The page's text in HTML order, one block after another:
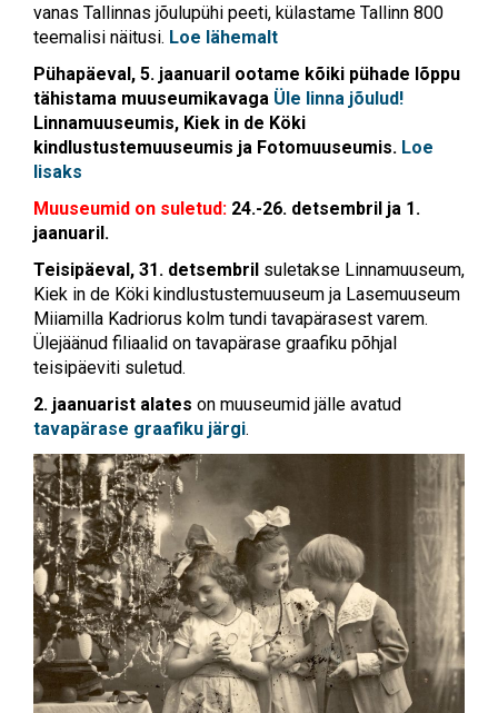
vanas Tallinnas jõulupühi peeti, külastame Tallinn 800
teemalisi näitusi. Loe lähemalt
Pühapäeval, 5. jaanuaril ootame kõiki pühade lõppu
tähistama muuseumikavaga Üle linna jõulud!
Linnamuuseumis, Kiek in de Köki
kindlustustemuuseumis ja Fotomuuseumis. Loe
lisaks
Muuseumid on suletud: 24.-26. detsembril ja 1.
jaanuaril.
Teisipäeval, 31. detsembril suletakse Linnamuuseum,
Kiek in de Köki kindlustustemuuseum ja Lasemuuseum
Miiamilla Kadriorus kolm tundi tavapärasest varem.
Ülejäänud filiaalid on tavapärase graafiku põhjal
teisipäeviti suletud.
2. jaanuarist alates on muuseumid jälle avatud
tavapärase graafiku järgi.